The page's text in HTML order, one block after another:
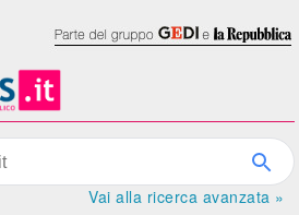
Vai alla ricerca avanzata »